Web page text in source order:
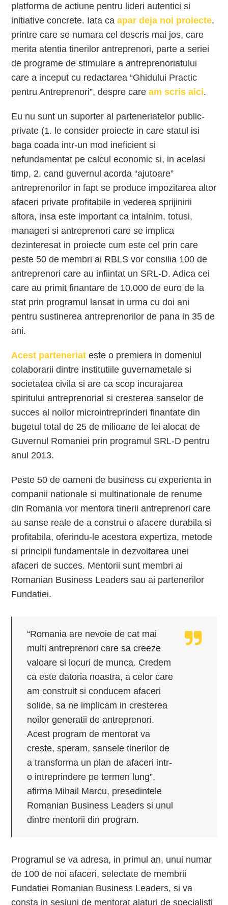
platforma de actiune pentru lideri autentici si
initiative concrete. Iata caapar deja noi proiecte,
printre care se numara cel descris mai jos, care
merita atentia tinerilor antreprenori, parte a seriei
de programe de stimulare a antreprenoriatului
care a inceput cu redactarea “Ghidului Practic
pentru Antreprenori”, despre caream scris aici.
Eu nu sunt un suporter al parteneriatelor public-
private (1. le consider proiecte in care statul isi
baga coada intr-un mod ineficient si
nefundamentat pe calcul economic si, in acelasi
timp, 2. cand guvernul acorda “ajutoare”
antreprenorilor in fapt se produce impozitarea altor
afaceri private profitabile in vederea sprijinirii
altora, insa este important ca intalnim, totusi,
manageri si antreprenori care se implica
dezinteresat in proiecte cum este cel prin care
peste 50 de membri ai RBLS vor consilia 100 de
antreprenori care au infiintat un SRL-D. Adica cei
care au primit finantare de 10.000 de euro de la
stat prin programul lansat in urma cu doi ani
pentru sustinerea antreprenorilor de pana in 35 de
ani.
Acest parteneriat este o premiera in domeniul
colaborarii dintre institutiile guvernametale si
societatea civila si are ca scop incurajarea
spiritului antreprenorial si cresterea sanselor de
succes al noilor microintreprinderi finantate din
bugetul total de 25 de milioane de lei alocat de
Guvernul Romaniei prin programul SRL-D pentru
anul 2013.
Peste 50 de oameni de business cu experienta in
companii nationale si multinationale de renume
din Romania vor mentora tinerii antreprenori care
au sanse reale de a construi o afacere durabila si
profitabila, oferindu-le acestora expertiza, metode
si principii fundamentale in dezvoltarea unei
afaceri de succes. Mentorii sunt membri ai
Romanian Business Leaders sau ai partenerilor
Fundatiei.
“Romania are nevoie de cat mai
multi antreprenori care sa creeze
valoare si locuri de munca. Credem
ca este datoria noastra, a celor care
am construit si conducem afaceri
solide, sa ne implicam in cresterea
noilor generatii de antreprenori.
Acest program de mentorat va
creste, speram, sansele tinerilor de
a transforma un plan de afaceri intr-
o intreprindere pe termen lung”,
afirma Mihail Marcu, presedintele
Romanian Business Leaders si unul
dintre mentorii din program.
Programul se va adresa, in primul an, unui numar
de 100 de noi afaceri, selectate de membrii
Fundatiei Romanian Business Leaders, si va
consta in sesiuni de mentorat alaturi de specialisti